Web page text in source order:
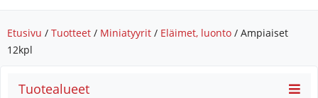
Etusivu / Tuotteet / Miniatyyrit / Eläimet, luonto / Ampiaiset
12kpl
Tuotealueet